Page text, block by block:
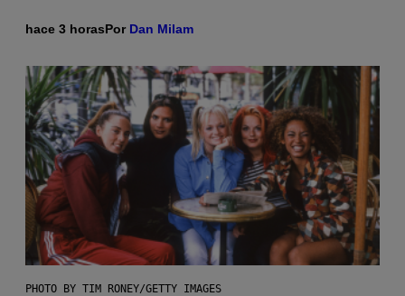
hace 3 horasPor Dan Milam
PHOTO BY TIM RONEY/GETTY IMAGES